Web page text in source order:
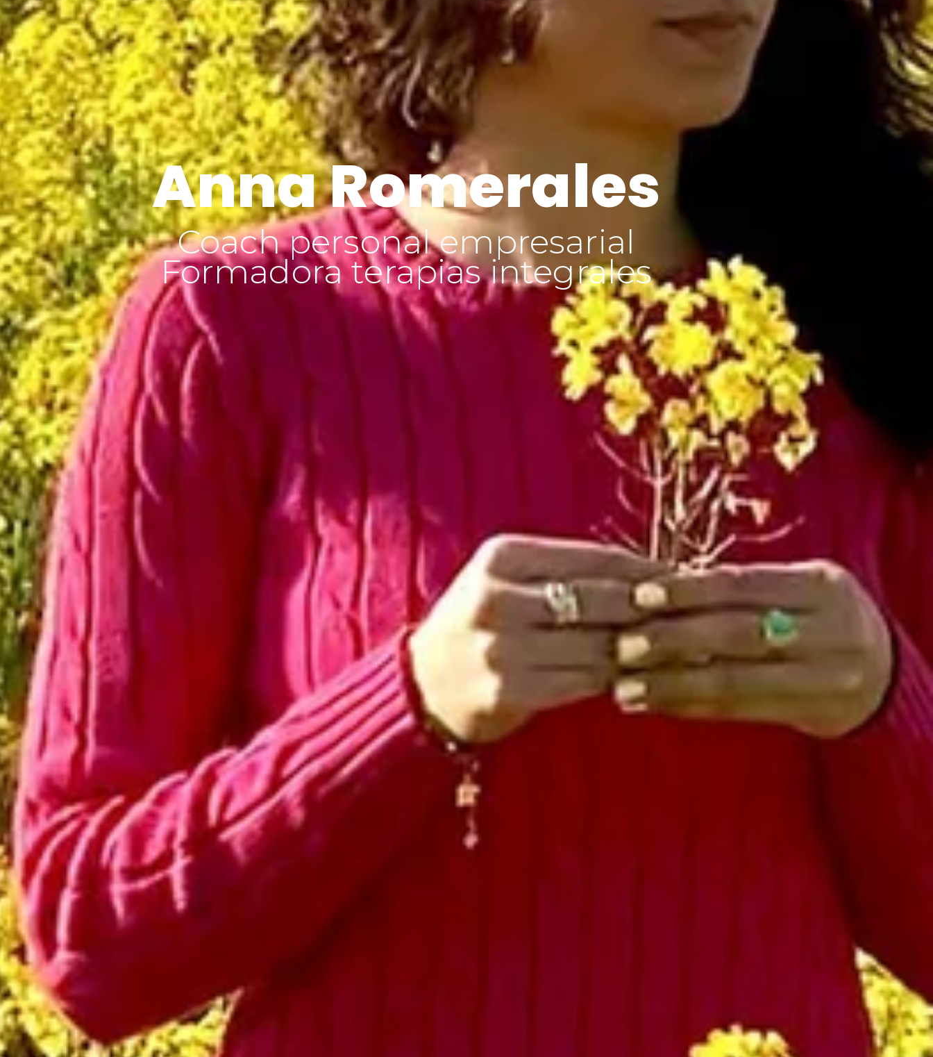
Anna Romerales
Coach personal empresarial
Formadora terapias integrales